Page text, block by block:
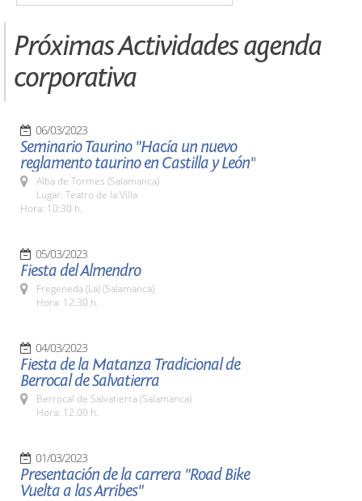
Próximas Actividades agenda
corporativa
06/03/2023
Seminario Taurino "Hacía un nuevo
reglamento taurino en Castilla y León"
Alba de Tormes (Salamanca)
Lugar: Teatro de la Villa
Hora: 10:30 h.
05/03/2023
Fiesta del Almendro
Fregeneda (La) (Salamanca)
Hora: 12:30 h.
04/03/2023
Fiesta de la Matanza Tradicional de
Berrocal de Salvatierra
Berrocal de Salvatierra (Salamanca)
Hora: 12.00 h.
01/03/2023
Presentación de la carrera "Road Bike
Vuelta a las Arribes"